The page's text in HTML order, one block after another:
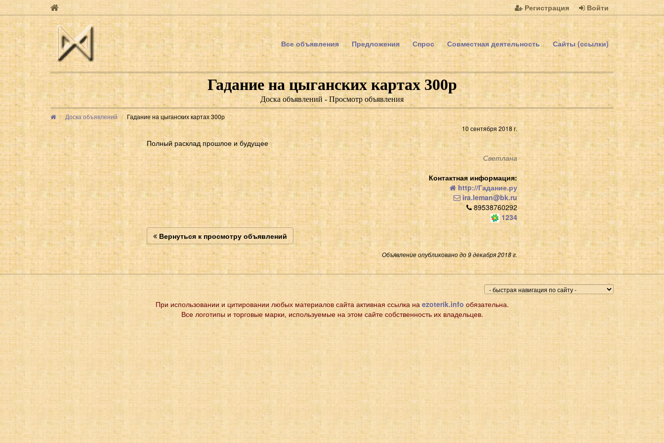
Регистрация Войти
Все объявления Предложения Спрос Совместная деятельность Сайты (ссылки)
Гадание на цыганских картах 300р
Доска объявлений - Просмотр объявления
Доска объявлений
Гадание на цыганских картах 300р
10 сентября 2018 г.
Полный расклад прошлое и будущее
Светлана
Контактная информация:
http://Гадание.ру
ira.leman@bk.ru
89538760292
1234
Вернуться к просмотру объявлений
Объявление опубликовано до 9 декабря 2018 г.
При использовании и цитировании любых материалов сайта активная ссылка на ezoterik.infoобязательна.
Все логотипы и торговые марки, используемые на этом сайте собственность их владельцев.